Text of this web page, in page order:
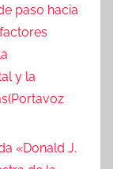
paso hacia
y la
«Donald J.